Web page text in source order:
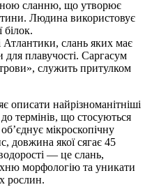
сланню, що утворює
Людина використовує
білок.
Атлантики, слань яких має
для плавучості. Саргасум
служить притулком
описати найрізноманітніші
термінів, що стосуються
мікроскопічну
довжина якої сягає 45
— це слань,
морфологію та уникати
рослин.